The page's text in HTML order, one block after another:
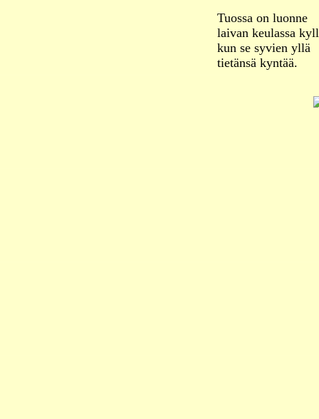
Tuossa on luonne
laivan keulassa
kun se syvien yllä
tietänsä kyntää.